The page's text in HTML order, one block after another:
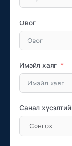
Овог
Имэйл хаяг
Санал